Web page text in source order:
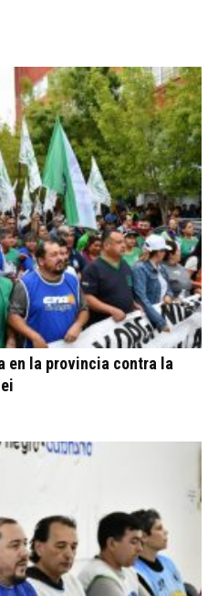
en la provincia contra la